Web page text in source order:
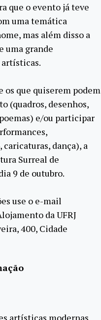
que o evento já teve
uma temática
mas além disso a
uma grande
os que quiserem podem
(quadros, desenhos,
e/ou participar
dança), a
Surreal de
9 de outubro.
use o e-mail
da UFRJ
400, Cidade
artísticas modernas